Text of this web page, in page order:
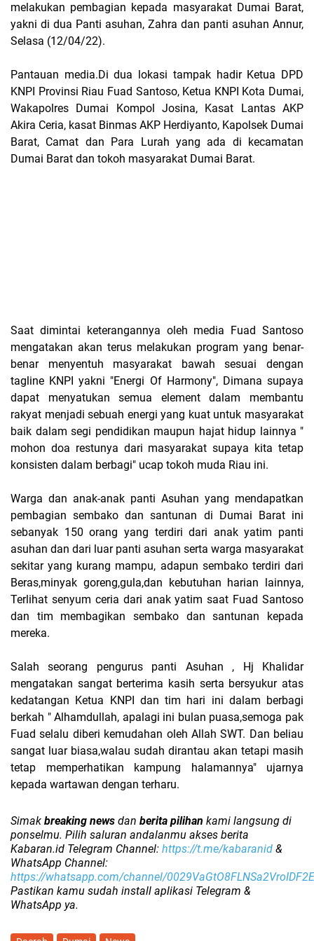
melakukan pembagian kepada masyarakat Dumai Barat,
yakni di dua Panti asuhan, Zahra dan panti asuhan Annur,
Selasa (12/04/22).
Pantauan media.Di dua lokasi tampak hadir Ketua DPD
KNPI Provinsi Riau Fuad Santoso, Ketua KNPI Kota Dumai,
Wakapolres Dumai Kompol Josina, Kasat Lantas AKP
Akira Ceria, kasat Binmas AKP Herdiyanto, Kapolsek Dumai
Barat, Camat dan Para Lurah yang ada di kecamatan
Dumai Barat dan tokoh masyarakat Dumai Barat.
Saat dimintai keterangannya oleh media Fuad Santoso
mengatakan akan terus melakukan program yang benar-
benar menyentuh masyarakat bawah sesuai dengan
tagline KNPI yakni "Energi Of Harmony", Dimana supaya
dapat menyatukan semua element dalam membantu
rakyat menjadi sebuah energi yang kuat untuk masyarakat
baik dalam segi pendidikan maupun hajat hidup lainnya "
mohon doa restunya dari masyarakat supaya kita tetap
konsisten dalam berbagi" ucap tokoh muda Riau ini.
Warga dan anak-anak panti Asuhan yang mendapatkan
pembagian sembako dan santunan di Dumai Barat ini
sebanyak 150 orang yang terdiri dari anak yatim panti
asuhan dan dari luar panti asuhan serta warga masyarakat
sekitar yang kurang mampu, adapun sembako terdiri dari
Beras,minyak goreng,gula,dan kebutuhan harian lainnya,
Terlihat senyum ceria dari anak yatim saat Fuad Santoso
dan tim membagikan sembako dan santunan kepada
mereka.
Salah seorang pengurus panti Asuhan , Hj Khalidar
mengatakan sangat berterima kasih serta bersyukur atas
kedatangan Ketua KNPI dan tim hari ini dalam berbagi
berkah " Alhamdullah, apalagi ini bulan puasa,semoga pak
Fuad selalu diberi kemudahan oleh Allah SWT. Dan beliau
sangat luar biasa,walau sudah dirantau akan tetapi masih
tetap memperhatikan kampung halamannya" ujarnya
kepada wartawan dengan terharu.
Simak breaking news dan berita pilihan kami langsung di
ponselmu. Pilih saluran andalanmu akses berita
Kabaran.id Telegram Channel: https://t.me/kabaranid &
WhatsApp Channel:
https://whatsapp.com/channel/0029VaGtO8FLNSa2VroIDF2E
Pastikan kamu sudah install aplikasi Telegram &
WhatsApp ya.